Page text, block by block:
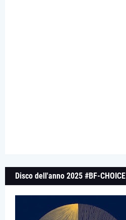
Disco dell'anno 2025 #BF-CHOICE